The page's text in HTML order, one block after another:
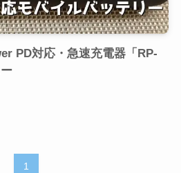
PD対応・急速充電器「RP-
1